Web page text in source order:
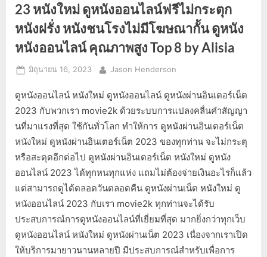
23 หนังใหม่ ดูหนังออนไลน์ฟรีไม่กระตุก
หนังฝรั่ง หนังชนโรงไม่มีโฆษณากั้น ดูหนัง
หนังออนไลน์ คุณภาพสูง Top 8 by Alisia
Posted
มิถุนายน 16, 2023 By
Jason Henderson
ดูหนังออนไลน์ หนังใหม่ ดูหนังออนไลน์ ดูหนังผ่านอินเตอร์เน็ต
2023 กับพวกเรา movie2k ด้วยระบบการแปลงคลื่นคำสัญญา
นที่มาแรงที่สุด ใช้กันทั่วโลก ทำให้การ ดูหนังผ่านอินเตอร์เน็ต
หนังใหม่ ดูหนังผ่านอินเตอร์เน็ต 2023 ของทุกท่าน จะไม่กระตุ
หรือสะดุดอีกต่อไป ดูหนังผ่านอินเตอร์เน็ต หนังใหม่ ดูหนัง
ออนไลน์ 2023 ได้ทุกหนทุกแห่ง แถมไม่ต้องจ่ายเงินอะไรก็แล้ว
แต่สามารถดูได้ตลอดวันตลอดคืน ดูหนังผ่านเน็ต หนังใหม่ ดู
หนังออนไลน์ 2023 กับเรา movie2k ทุกท่านจะได้รับ
ประสบการณ์การดูหนังออนไลน์ที่เยี่ยมที่สุด มากยิ่งกว่าทุกเว็บ
ดูหนังออนไลน์ หนังใหม่ ดูหนังผ่านเน็ต 2023 เนื่องจากเราเปิด
ให้บริการมายาวนานหลายปี มีประสบการณ์สำหรับเพื่อการ